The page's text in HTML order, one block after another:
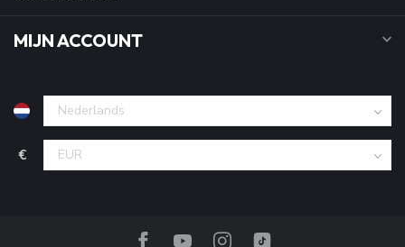
MIJN ACCOUNT
€